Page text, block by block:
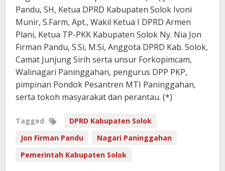
Pandu, SH, Ketua DPRD Kabupaten Solok Ivoni
Munir, S.Farm, Apt., Wakil Ketua I DPRD Armen
Plani, Ketua TP-PKK Kabupaten Solok Ny. Nia Jon
Firman Pandu, S.Si, M.Si, Anggota DPRD Kab. Solok,
Camat Junjung Sirih serta unsur Forkopimcam,
Walinagari Paninggahan, pengurus DPP PKP,
pimpinan Pondok Pesantren MTI Paninggahan,
serta tokoh masyarakat dan perantau. (*)
Tagged
DPRD Kabupaten Solok
Jon Firman Pandu
Nagari Paninggahan
Pemerintah Kabupaten Solok